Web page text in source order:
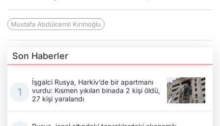
Mustafa Abdülcemil Kırımoğlu
Son Haberler
İşgalci Rusya, Harkiv’de bir apartmanı
vurdu: Kısmen yıkılan binada 2 kişi öldü,
27 kişi yaralandı